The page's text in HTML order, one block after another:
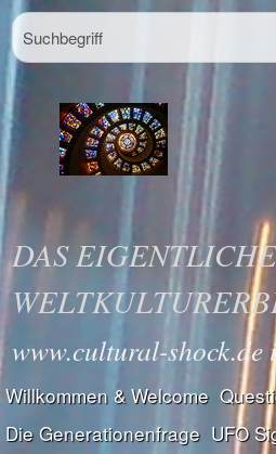
DAS
www.cultural-shock.de
Willkommen & Welcome
Die Generationenfrage UFO